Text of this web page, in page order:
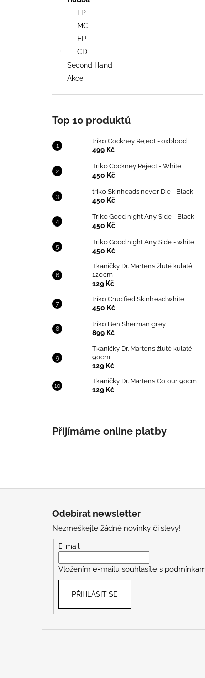
LP
MC
EP
CD
Second Hand
Akce
Top 10 produktů
triko Cockney Reject - oxblood
499 Kč
Triko Cockney Reject - White
450 Kč
triko Skinheads never Die - Black
450 Kč
Triko Good night Any Side - Black
450 Kč
Triko Good night Any Side - white
450 Kč
Tkaničky Dr. Martens žluté kulaté
120cm
129 Kč
triko Crucified Skinhead white
450 Kč
triko Ben Sherman grey
899 Kč
Tkaničky Dr. Martens žluté kulaté
90cm
129 Kč
Tkaničky Dr. Martens Colour 90cm
129 Kč
Přijímáme online platby
TRIKO COCKNEY REJECT - OXBLOOD
499 Kč
Odebírat newsletter
Nezmeškejte žádné novinky či slevy!
E-mail
Vložením e-mailu souhlasíte s
PŘIHLÁSIT SE